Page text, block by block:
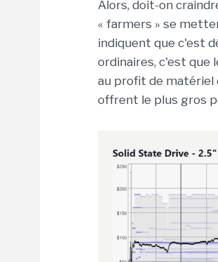
Alors, doit-on
« farmers » se
indiquent que c'est
ordinaires, c'est que
au profit de matériel
offrent le plus gros